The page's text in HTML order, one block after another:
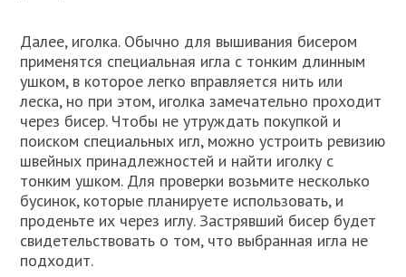
Далее, иголка. Обычно для вышивания бисером
применятся специальная игла с тонким длинным
ушком, в которое легко вправляется нить или
леска, но при этом, иголка замечательно проходит
через бисер. Чтобы не утруждать покупкой и
поиском специальных игл, можно устроить ревизию
швейных принадлежностей и найти иголку с
тонким ушком. Для проверки возьмите несколько
бусинок, которые планируете использовать, и
проденьте их через иглу. Застрявший бисер будет
свидетельствовать о том, что выбранная игла не
подходит.